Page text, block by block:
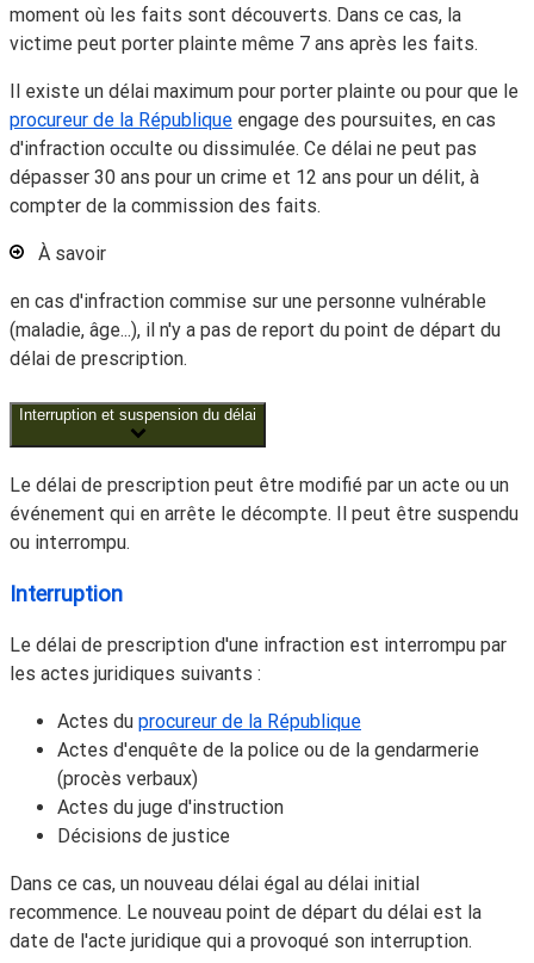
moment où les faits sont découverts. Dans ce cas, la
victime peut porter plainte même 7 ans après les faits.
Il existe un délai maximum pour porter plainte ou pour que le
procureur de la République engage des poursuites, en cas
d'infraction occulte ou dissimulée. Ce délai ne peut pas
dépasser 30 ans pour un crime et 12 ans pour un délit, à
compter de la commission des faits.
À savoir
en cas d'infraction commise sur une personne vulnérable
(maladie, âge...), il n'y a pas de report du point de départ du
délai de prescription.
Interruption et suspension du délai
Le délai de prescription peut être modifié par un acte ou un
événement qui en arrête le décompte. Il peut être suspendu
ou interrompu.
Interruption
Le délai de prescription d'une infraction est interrompu par
les actes juridiques suivants :
Actes du procureur de la République
Actes d'enquête de la police ou de la gendarmerie
(procès verbaux)
Actes du juge d'instruction
Décisions de justice
Dans ce cas, un nouveau délai égal au délai initial
recommence. Le nouveau point de départ du délai est la
date de l'acte juridique qui a provoqué son interruption.